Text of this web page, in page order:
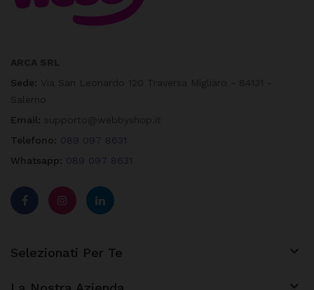
Sede:
Email:
Telefono: 089 097 8631
Whatsapp: 089 097 8631
Selezionati Per Te 